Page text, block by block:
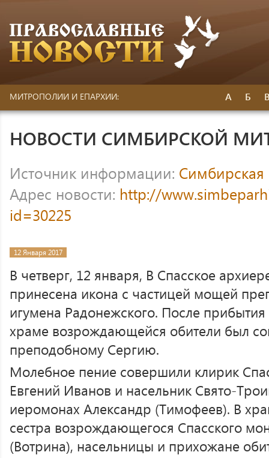
МИТРОПОЛИИ И ЕПАРХИИ: А Б
НОВОСТИ СИМБИРСКОЙ
Источник информации:
Адрес новости: http://
id=30225
12 Января 2017
В четверг, 12 января, В Спасское
принесена икона с частицей мощей
игумена Радонежского. После
храме возрождающейся обители был
преподобному Сергию.
Молебное пение совершили клирик
Евгений Иванов и насельник Свято-
иеромонах Александр (Тимофеев). В
сестра возрождающегося Спасского
(Вотрина), насельницы и прихожане